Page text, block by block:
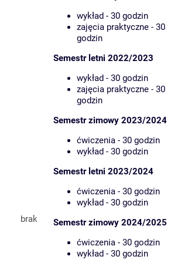
brak
wykład - 30 godzin
zajęcia praktyczne - 30
godzin
Semestr letni 2022/2023
wykład - 30 godzin
zajęcia praktyczne - 30
godzin
Semestr zimowy 2023/2024
ćwiczenia - 30 godzin
wykład - 30 godzin
Semestr letni 2023/2024
ćwiczenia - 30 godzin
wykład - 30 godzin
Semestr zimowy 2024/2025
ćwiczenia - 30 godzin
wykład - 30 godzin